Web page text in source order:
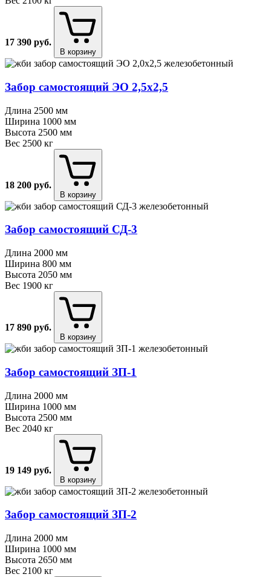
17 390 руб.
В корзину
Забор самостоящий ЭО 2,5х2,5
Длина 2500 мм
Ширина 1000 мм
Высота 2500 мм
Вес 2500 кг
18 200 руб.
В корзину
Забор самостоящий СД⁠-⁠3
Длина 2000 мм
Ширина 800 мм
Высота 2050 мм
Вес 1900 кг
17 890 руб.
В корзину
Забор самостоящий ЗП⁠-⁠1
Длина 2000 мм
Ширина 1000 мм
Высота 2500 мм
Вес 2040 кг
19 149 руб.
В корзину
Забор самостоящий ЗП⁠-⁠2
Длина 2000 мм
Ширина 1000 мм
Высота 2650 мм
Вес 2100 кг